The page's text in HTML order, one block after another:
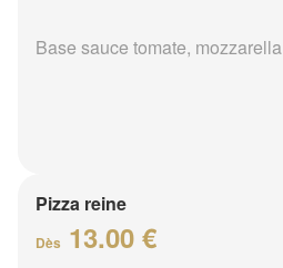
Base sauce tomate, mozzarella
Pizza reine
Dès 13.00 €